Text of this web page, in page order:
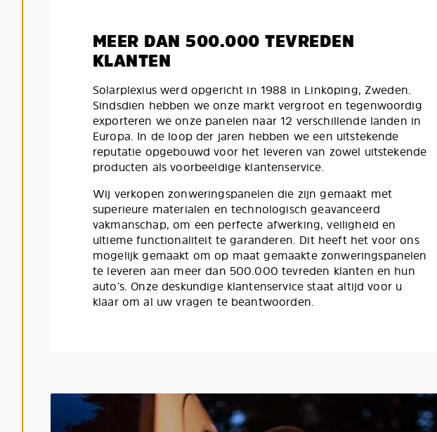
MEER DAN 500.000 TEVREDEN
KLANTEN
Solarplexius werd opgericht in 1988 in Linköping, Zweden.
Sindsdien hebben we onze markt vergroot en tegenwoordig
exporteren we onze panelen naar 12 verschillende landen in
Europa. In de loop der jaren hebben we een uitstekende
reputatie opgebouwd voor het leveren van zowel uitstekende
producten als voorbeeldige klantenservice.
Wij verkopen zonweringspanelen die zijn gemaakt met
superieure materialen en technologisch geavanceerd
vakmanschap, om een perfecte afwerking, veiligheid en
ultieme functionaliteit te garanderen. Dit heeft het voor ons
mogelijk gemaakt om op maat gemaakte zonweringspanelen
te leveren aan meer dan 500.000 tevreden klanten en hun
auto’s. Onze deskundige klantenservice staat altijd voor u
klaar om al uw vragen te beantwoorden.